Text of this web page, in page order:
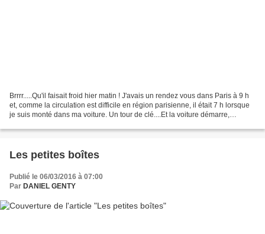
Brrrr.....Qu'il faisait froid hier matin ! J'avais un rendez vous dans Paris à 9 h
et, comme la circulation est difficile en région parisienne, il était 7 h lorsque
je suis monté dans ma voiture. Un tour de clé....Et la voiture démarre,
Les petites boîtes
Publié le 06/03/2016 à 07:00
Par DANIEL GENTY